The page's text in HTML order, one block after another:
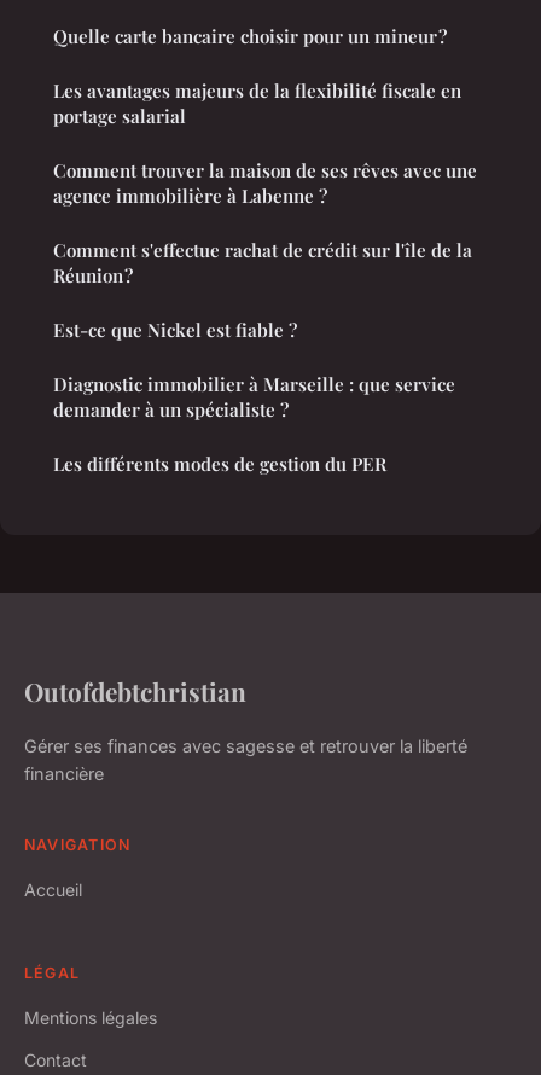
Quelle carte bancaire choisir pour un mineur ?
Les avantages majeurs de la flexibilité fiscale en
portage salarial
Comment trouver la maison de ses rêves avec une
agence immobilière à Labenne ?
Comment s'effectue rachat de crédit sur l'île de la
Réunion ?
Est-ce que Nickel est fiable ?
Diagnostic immobilier à Marseille : que service
demander à un spécialiste ?
Les différents modes de gestion du PER
Outofdebtchristian
Gérer ses finances avec sagesse et retrouver la liberté
financière
NAVIGATION
Accueil
LÉGAL
Mentions légales
Contact